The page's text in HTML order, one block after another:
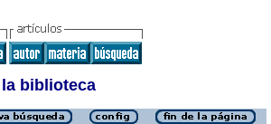
biblioteca